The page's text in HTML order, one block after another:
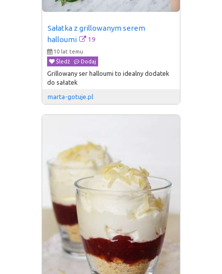
Sałatka z grillowanym serem
halloumi
19
10 lat temu
Śledź
Dodaj
Grillowany ser halloumi to idealny dodatek
do sałatek
marta-gotuje.pl